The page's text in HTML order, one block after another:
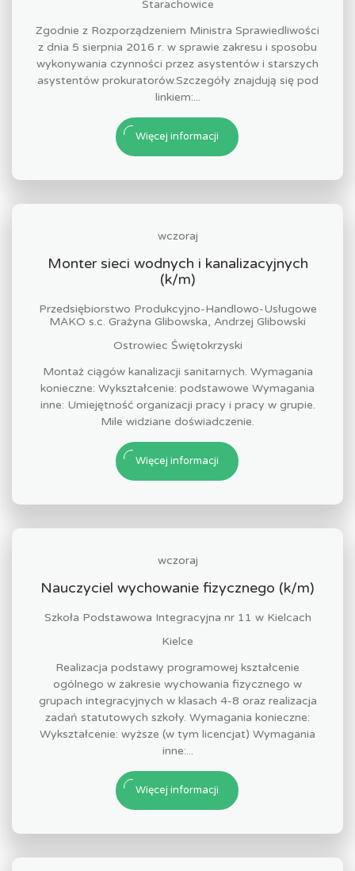
Starachowice
Zgodnie z Rozporządzeniem Ministra Sprawiedliwości
z dnia 5 sierpnia 2016 r. w sprawie zakresu i sposobu
wykonywania czynności przez asystentów i starszych
asystentów prokuratorów.Szczegóły znajdują się pod
linkiem:...
Więcej informacji
wczoraj
Monter sieci wodnych i kanalizacyjnych
(k/m)
Przedsiębiorstwo Produkcyjno-Handlowo-Usługowe
MAKO s.c. Grażyna Glibowska, Andrzej Glibowski
Ostrowiec Świętokrzyski
Montaż ciągów kanalizacji sanitarnych. Wymagania
konieczne: Wykształcenie: podstawowe Wymagania
inne: Umiejętność organizacji pracy i pracy w grupie.
Mile widziane doświadczenie.
Więcej informacji
wczoraj
Nauczyciel wychowanie fizycznego (k/m)
Szkoła Podstawowa Integracyjna nr 11 w Kielcach
Kielce
Realizacja podstawy programowej kształcenie
ogólnego w zakresie wychowania fizycznego w
grupach integracyjnych w klasach 4-8 oraz realizacja
zadań statutowych szkoły. Wymagania konieczne:
Wykształcenie: wyższe (w tym licencjat) Wymagania
inne:...
Więcej informacji